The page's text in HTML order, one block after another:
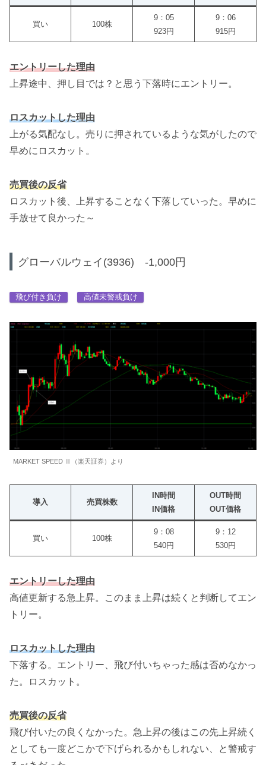
買い 100株
9：05
923円
9：06
915円
エントリーした理由
上昇途中、押し目では？と思う下落時にエントリー。
ロスカットした理由
上がる気配なし。売りに押されているような気がしたので
早めにロスカット。
売買後の反省
ロスカット後、上昇することなく下落していった。早めに
手放せて良かった～
グローバルウェイ(3936) -1,000円
飛び付き負け 高値未警戒負け
MARKET SPEED Ⅱ（楽天証券）より
導入 売買株数
IN時間
IN価格
OUT時間
OUT価格
買い 100株
9：08
540円
9：12
530円
エントリーした理由
高値更新する急上昇。このまま上昇は続くと判断してエン
トリー。
ロスカットした理由
下落する。エントリー、飛び付いちゃった感は否めなかっ
た。ロスカット。
売買後の反省
飛び付いたの良くなかった。急上昇の後はこの先上昇続く
としても一度どこかで下げられるかもしれない、と警戒す